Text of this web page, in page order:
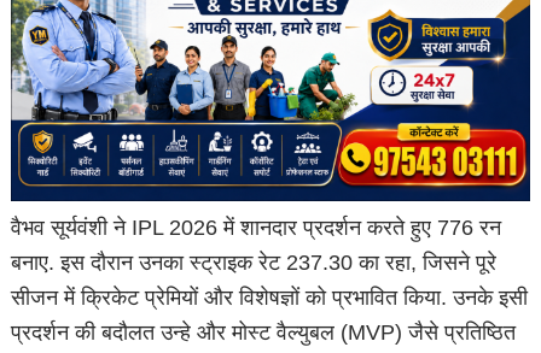
वैभव सूर्यवंशी ने IPL 2026 में शानदार प्रदर्शन करते हुए 776 रन
बनाए. इस दौरान उनका स्ट्राइक रेट 237.30 का रहा, जिसने पूरे
सीजन में क्रिकेट प्रेमियों और विशेषज्ञों को प्रभावित किया. उनके इसी
प्रदर्शन की बदौलत उन्हे और मोस्ट वैल्युबल (MVP) जैसे प्रतिष्ठित